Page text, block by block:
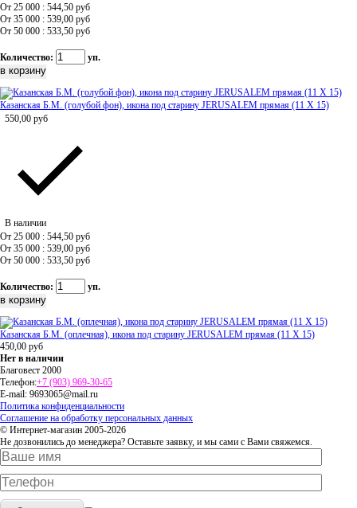
От 25 000 : 544,50 руб
От 35 000 : 539,00 руб
От 50 000 : 533,50 руб
Количество: уп.
Казанская Б.М. (голубой фон), икона под старину JERUSALEM прямая (11 Х 15)
550,00 руб
В наличии
От 25 000 : 544,50 руб
От 35 000 : 539,00 руб
От 50 000 : 533,50 руб
Количество: уп.
Казанская Б.М. (оплечная), икона под старину JERUSALEM прямая (11 Х 15)
450,00 руб
Нет в наличии
Благовест 2000
Телефон:+7 (903) 969-30-65
E-mail: 9693065@mail.ru
Политика конфиденциальности
Соглашение на обработку персональных данных
© Интернет-магазин 2005-2026
Не дозвонились до менеджера? Оставьте заявку, и мы сами с Вами свяжемся.